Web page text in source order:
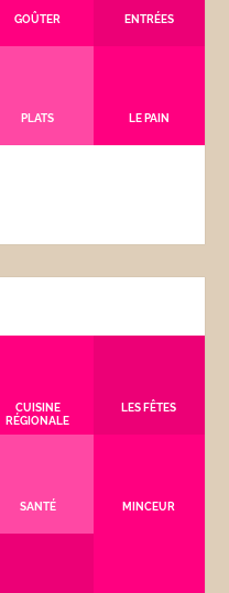
GOÛTER ENTRÉES
PLATS LE PAIN
CUISINE
RÉGIONALE
LES FÊTES
SANTÉ MINCEUR